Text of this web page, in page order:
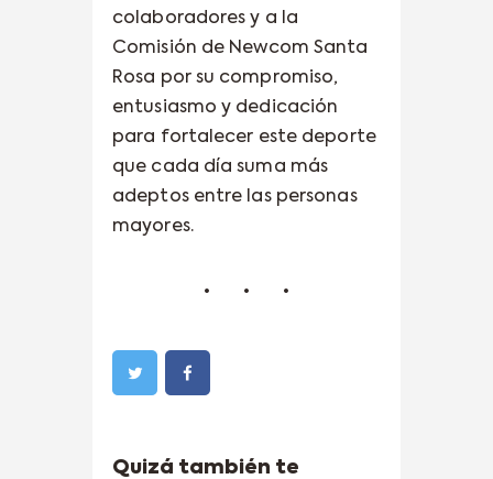
colaboradores y a la
Comisión de Newcom Santa
Rosa por su compromiso,
entusiasmo y dedicación
para fortalecer este deporte
que cada día suma más
adeptos entre las personas
mayores.
Quizá también te